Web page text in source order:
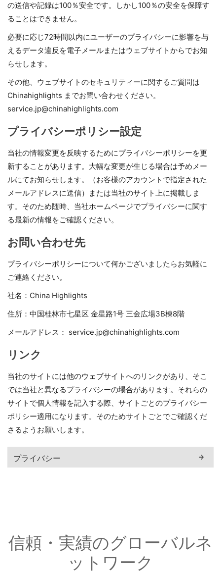
の送信や記録は100％安全です。しかし100％の安全を保障す
ることはできません。
必要に応じ72時間以内にユーザーのプライバシーに影響を与
えるデータ違反を電子メールまたはウェブサイトからでお知
らせします。
その他、ウェブサイトのセキュリティーに関するご質問は
Chinahighlights までお問い合わせください。
service.jp@chinahighlights.com
プライバシーポリシー設定
当社の情報変更を反映するためにプライバシーポリシーを更
新することがあります。大幅な変更が生じる場合は予めメー
ルにてお知らせします。（お客様のアカウントで指定された
メールアドレスに送信）または当社のサイト上に掲載しま
す。そのため随時、当社ホームページでプライバシーに関す
る最新の情報をご確認ください。
お問い合わせ先
プライバシーポリシーについて何かございましたらお気軽に
ご連絡ください。
社名：China Highlights
住所：中国桂林市七星区 金星路1号 三金広場3B棟8階
メールアドレス： service.jp@chinahighlights.com
リンク
当社のサイトには他のウェブサイトへのリンクがあり、そこ
では当社と異なるプライバシーの場合があります。それらの
サイトで個人情報を記入する際、サイトごとのプライバシー
ポリシー適用になります。そのためサイトごとでご確認くだ
さるようお願いします。
プライバシー
信頼・実績のグローバルネ
ットワーク